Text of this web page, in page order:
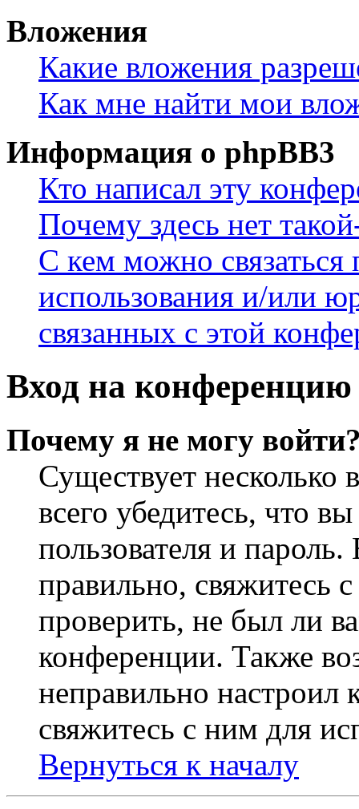
Вложения
Какие вложения
Как мне найти мои
Информация о phpBB3
Кто написал эту
Почему здесь нет
С кем можно связаться
использования и/или
связанных с этой
Вход на конференцию
Почему я не могу
Существует
всего убедитесь, что
пользователя и
правильно, свяжитесь
проверить, не был ли
конференции. Также
неправильно
свяжитесь с ним для
Вернуться к началу